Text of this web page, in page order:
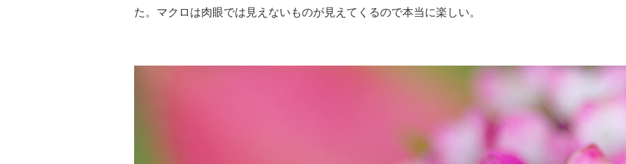
た。マクロは肉眼では見えないものが見えてくるので本当に楽しい。